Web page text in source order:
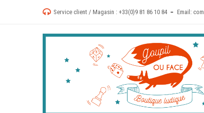
Service client / Magasin : +33(0)9 81 86 10 84 Email: